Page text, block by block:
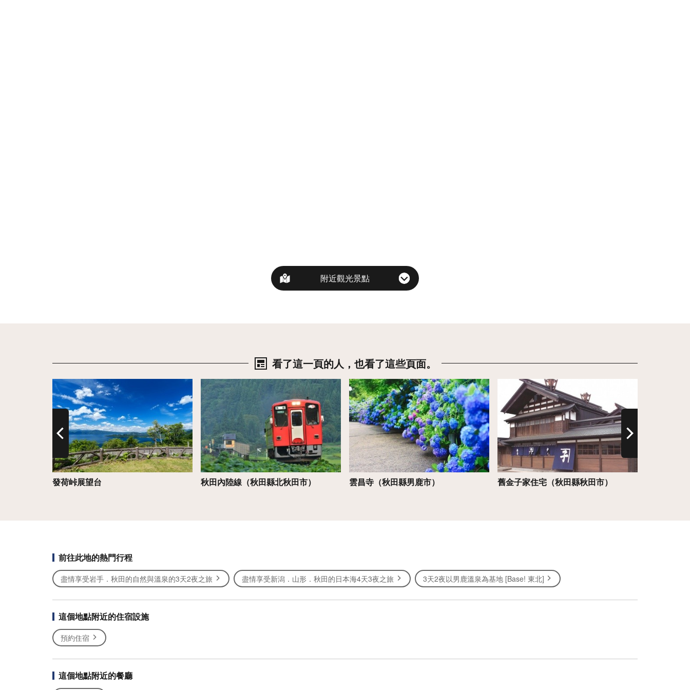
附近觀光景點
看了這一頁的人，也看了這些頁面。
發荷峠展望台
詳情
秋田內陸線（秋田縣北秋田市）
詳情
雲昌寺（秋田縣男鹿市）
詳情
舊金子家住宅（秋田縣秋田市）
前往此地的熱門行程
盡情享受岩手．秋田的自然與溫泉的3天2夜之旅 盡情享受新潟．山形．秋田的日本海4天3夜之旅 3天2夜以男鹿溫泉為基地 [Base! 東北]
這個地點附近的住宿設施
預約住宿
這個地點附近的餐廳